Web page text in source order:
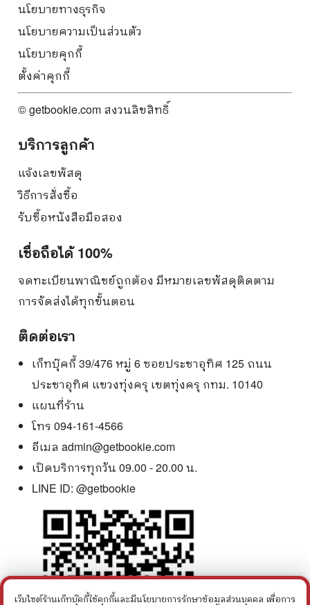
นโยบายทางธุรกิจ
นโยบายความเป็นส่วนตัว
นโยบายคุกกี้
ตั้งค่าคุกกี้
© getbookie.com สงวนลิขสิทธิ์
บริการลูกค้า
แจ้งเลขพัสดุ
วิธีการสั่งซื้อ
รับซื้อหนังสือมือสอง
เชื่อถือได้ 100%
จดทะเบียนพาณิชย์ถูกต้อง มีหมายเลขพัสดุติดตาม
การจัดส่งได้ทุกขั้นตอน
ติดต่อเรา
เก็ทบุ๊คกี้ 39/476 หมู่ 6 ซอยประชาอุทิศ 125 ถนน
ประชาอุทิศ แขวงทุ่งครุ เขตทุ่งครุ กทม. 10140
แผนที่ร้าน
โทร 094-161-4566
อีเมล admin@getbookie.com
เปิดบริการทุกวัน 09.00 - 20.00 น.
LINE ID: @getbookie
เว็บไซต์ร้านเก็ทบุ๊คกี้ใช้คุกกี้และมีนโยบายการรักษาข้อมูลส่วนบุคคล เพื่อการ